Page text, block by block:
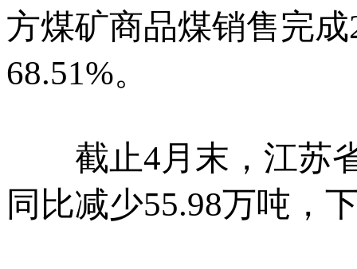
方煤矿商品煤销售完
68.51%。
截止4月末，江苏省
同比减少55.98万吨，